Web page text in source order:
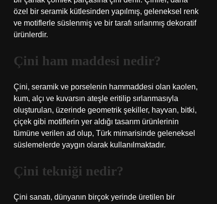
özel bir seramik kütlesinden yapılmış, geleneksel renk
ve motiflerle süslenmiş ve bir tarafı sırlanmış dekoratif
ürünlerdir.
Çini ham maddesi nedir?
Çini, seramik ve porselenin hammaddesi olan kaolen,
kum, alçı ve kuvarsın ateşle eritilip sırlanmasıyla
oluşturulan, üzerinde geometrik şekiller, hayvan, bitki,
çiçek gibi motiflerin yer aldığı tasarım ürünlerinin
tümüne verilen ad olup, Türk mimarisinde geleneksel
süslemelerde yaygın olarak kullanılmaktadır.
Çini tekniği nedir?
Çini sanatı, dünyanın birçok yerinde üretilen bir